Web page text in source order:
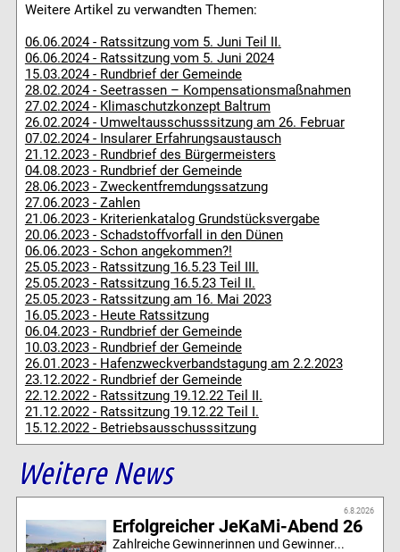
Weitere Artikel zu verwandten Themen:
06.06.2024 - Ratssitzung vom 5. Juni Teil II.
06.06.2024 - Ratssitzung vom 5. Juni 2024
15.03.2024 - Rundbrief der Gemeinde
28.02.2024 - Seetrassen – Kompensationsmaßnahmen
27.02.2024 - Klimaschutzkonzept Baltrum
26.02.2024 - Umweltausschusssitzung am 26. Februar
07.02.2024 - Insularer Erfahrungsaustausch
21.12.2023 - Rundbrief des Bürgermeisters
04.08.2023 - Rundbrief der Gemeinde
28.06.2023 - Zweckentfremdungssatzung
27.06.2023 - Zahlen
21.06.2023 - Kriterienkatalog Grundstücksvergabe
20.06.2023 - Schadstoffvorfall in den Dünen
06.06.2023 - Schon angekommen?!
25.05.2023 - Ratssitzung 16.5.23 Teil III.
25.05.2023 - Ratssitzung 16.5.23 Teil II.
25.05.2023 - Ratssitzung am 16. Mai 2023
16.05.2023 - Heute Ratssitzung
06.04.2023 - Rundbrief der Gemeinde
10.03.2023 - Rundbrief der Gemeinde
26.01.2023 - Hafenzweckverbandstagung am 2.2.2023
23.12.2022 - Rundbrief der Gemeinde
22.12.2022 - Ratssitzung 19.12.22 Teil II.
21.12.2022 - Ratssitzung 19.12.22 Teil I.
15.12.2022 - Betriebsausschusssitzung
Weitere News
6.8.2026
Erfolgreicher JeKaMi-Abend 26
Zahlreiche Gewinnerinnen und Gewinner...